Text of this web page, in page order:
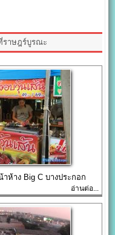
ราษฎร์บูรณะ
ห้าง Big C บางประกอก
อ่านต่อ...